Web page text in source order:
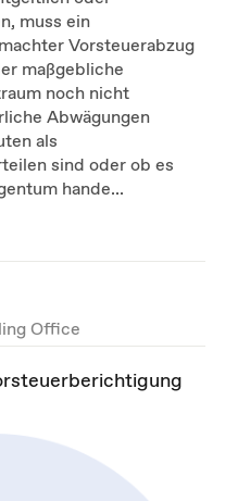
muss ein
Vorsteuerabzug
maßgebliche
noch nicht
Abwägungen
als
sind oder ob es
hande...
Office